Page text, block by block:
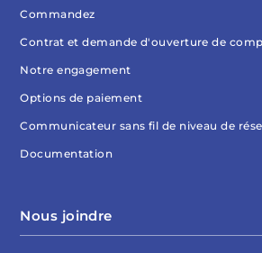
Commandez
Contrat et demande d'ouverture de
Notre engagement
Options de paiement
Communicateur sans fil de niveau de
Documentation
Nous joindre